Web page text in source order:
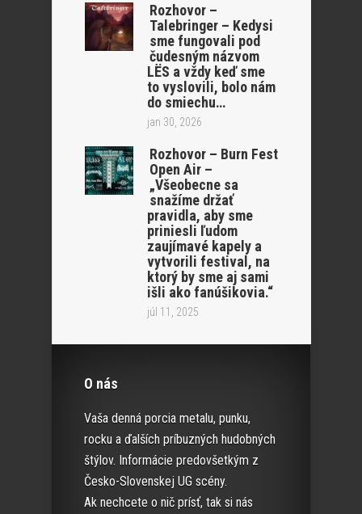
Rozhovor –
Talebringer – Kedysi
sme fungovali pod
čudesným názvom
LËS a vždy keď sme
to vyslovili, bolo nám
do smiechu…
jan 30, 2026
Rozhovor – Burn Fest
Open Air –
„Všeobecne sa
snažíme držať
pravidla, aby sme
priniesli ľudom
zaujímavé kapely a
vytvorili festival, na
ktorý by sme aj sami
išli ako fanúšikovia.“
júl 11, 2025
O nás
Vaša denná porcia metalu, punku,
rocku a ďalších príbuzných hudobných
štýlov. Informácie predovšetkým z
Česko-Slovenskej UG scény.
Ak nechcete o nič prísť, tak si nás